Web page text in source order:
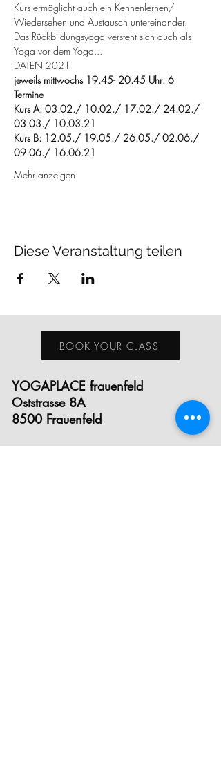
Kurs ermöglicht auch ein Kennenlernen/
Wiedersehen und Austausch untereinander.
Das Rückbildungsyoga versteht sich auch als
Yoga vor dem Yoga...
DATEN 2021
jeweils mittwochs 19.45- 20.45 Uhr: 6
Termine
Kurs A: 03.02./ 10.02./ 17.02./ 24.02./
03.03./ 10.03.21
Kurs B: 12.05./ 19.05./ 26.05./ 02.06./
09.06./ 16.06.21
Mehr anzeigen
Diese Veranstaltung teilen
BOOK YOUR CLASS
YOGAPLACE frauenfeld
Oststrasse 8A
8500 Frauenfeld